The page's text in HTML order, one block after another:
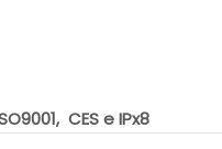
CES e IPx8